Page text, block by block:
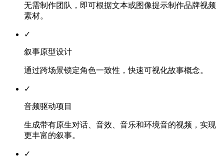
无需制作团队，即可根据文本或图像提示制作品牌视频
素材。
✓
叙事原型设计
通过跨场景锁定角色一致性，快速可视化故事概念。
✓
音频驱动项目
生成带有原生对话、音效、音乐和环境音的视频，实现
更丰富的叙事。
✓